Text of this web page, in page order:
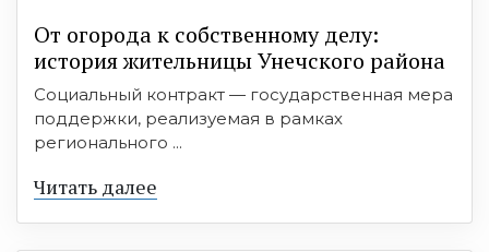
От огорода к собственному делу:
история жительницы Унечского района
Социальный контракт — государственная мера
поддержки, реализуемая в рамках
регионального ...
Читать далее